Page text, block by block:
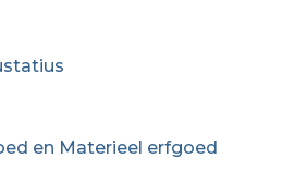
en Materieel erfgoed